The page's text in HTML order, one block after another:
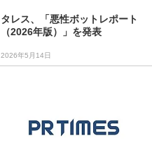
タレス、「悪性ボットレポート
（2026年版）」を発表
2026年5月14日